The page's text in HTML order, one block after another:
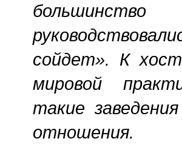
сойдет». К
мировой
такие
отношения.